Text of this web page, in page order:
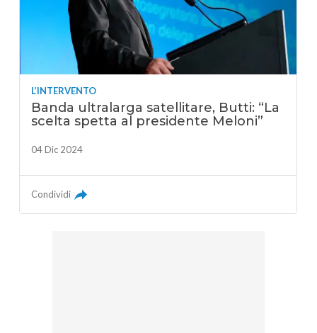
L’INTERVENTO
Banda ultralarga satellitare, Butti: “La
scelta spetta al presidente Meloni”
04 Dic 2024
Condividi